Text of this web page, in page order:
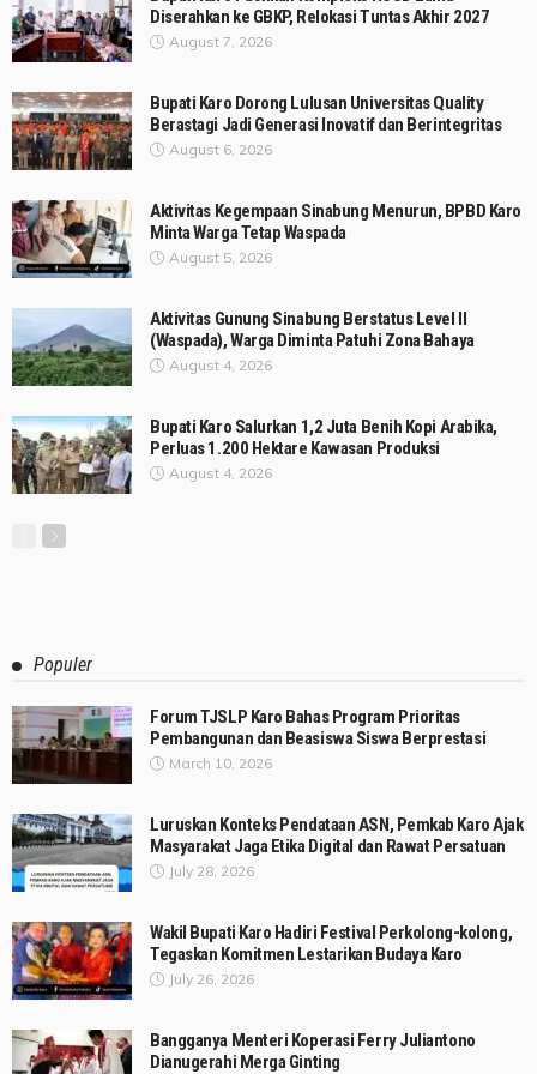
Diserahkan ke GBKP, Relokasi Tuntas Akhir 2027
August 7, 2026
Bupati Karo Dorong Lulusan Universitas Quality
Berastagi Jadi Generasi Inovatif dan Berintegritas
August 6, 2026
Aktivitas Kegempaan Sinabung Menurun, BPBD Karo
Minta Warga Tetap Waspada
August 5, 2026
Aktivitas Gunung Sinabung Berstatus Level II
(Waspada), Warga Diminta Patuhi Zona Bahaya
August 4, 2026
Bupati Karo Salurkan 1,2 Juta Benih Kopi Arabika,
Perluas 1.200 Hektare Kawasan Produksi
August 4, 2026
Populer
Forum TJSLP Karo Bahas Program Prioritas
Pembangunan dan Beasiswa Siswa Berprestasi
March 10, 2026
Luruskan Konteks Pendataan ASN, Pemkab Karo Ajak
Masyarakat Jaga Etika Digital dan Rawat Persatuan
July 28, 2026
Wakil Bupati Karo Hadiri Festival Perkolong-kolong,
Tegaskan Komitmen Lestarikan Budaya Karo
July 26, 2026
Bangganya Menteri Koperasi Ferry Juliantono
Dianugerahi Merga Ginting